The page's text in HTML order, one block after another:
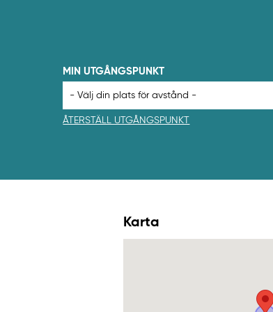
MIN UTGÅNGSPUNKT
ÅTERSTÄLL UTGÅNGSPUNKT
Karta